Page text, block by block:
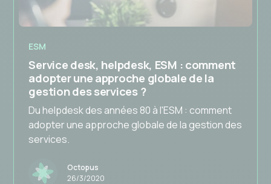
ESM
Service desk, helpdesk, ESM : comment
adopter une approche globale de la
gestion des services ?
Du helpdesk des années 80 à l'ESM : comment
adopter une approche globale de la gestion des
services.
Octopus
26/3/2020